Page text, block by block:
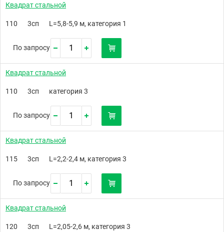
Квадрат стальной
110 3сп L=5,8-5,9 м, категория 1
По запросу
Квадрат стальной
110 3сп категория 3
По запросу
Квадрат стальной
115 3сп L=2,2-2,4 м, категория 3
По запросу
Квадрат стальной
120 3сп L=2,05-2,6 м, категория 3